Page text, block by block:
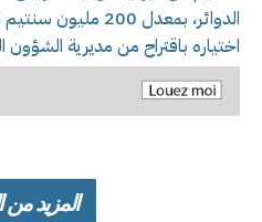
الدوائر، بمعدل
اختياره باقتراح من مديرية الشؤون
المزيد من